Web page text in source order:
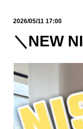
2026/05/11 17:00
＼NEW